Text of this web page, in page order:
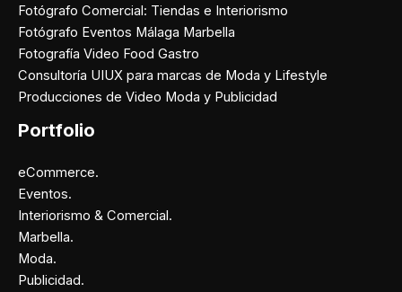
Fotógrafo Comercial: Tiendas e Interiorismo
Fotógrafo Eventos Málaga Marbella
Fotografía Video Food Gastro
Consultoría UIUX para marcas de Moda y Lifestyle
Producciones de Video Moda y Publicidad
Portfolio
eCommerce.
Eventos.
Interiorismo & Comercial.
Marbella.
Moda.
Publicidad.